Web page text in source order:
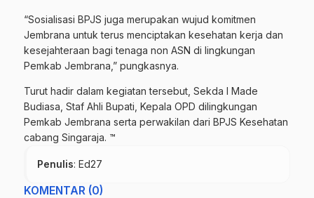
“Sosialisasi BPJS juga merupakan wujud komitmen
Jembrana untuk terus menciptakan kesehatan kerja dan
kesejahteraan bagi tenaga non ASN di lingkungan
Pemkab Jembrana,” pungkasnya.
Turut hadir dalam kegiatan tersebut, Sekda I Made
Budiasa, Staf Ahli Bupati, Kepala OPD dilingkungan
Pemkab Jembrana serta perwakilan dari BPJS Kesehatan
cabang Singaraja. ™
Penulis: Ed27
KOMENTAR (0)